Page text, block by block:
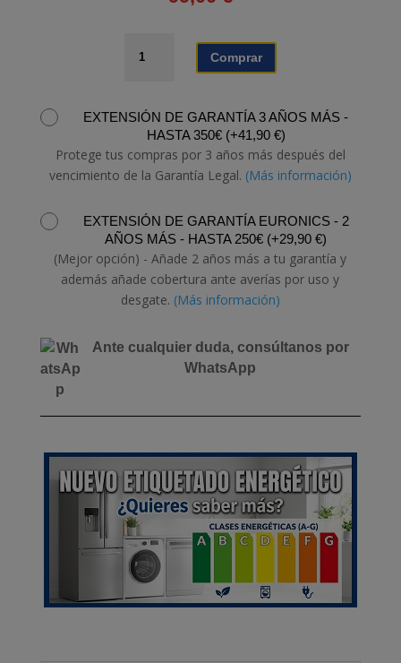
CANDY
Comprar
EXTENSIÓN DE GARANTÍA 3 AÑOS MÁS -
HASTA 350€ (+41,90 €)
Protege tus compras por 3 años más después del
vencimiento de la Garantía Legal. (Más información)
EXTENSIÓN DE GARANTÍA EURONICS - 2
AÑOS MÁS - HASTA 250€ (+29,90€)
(Mejor opción) - Añade 2 años más a tu garantía y
además añade cobertura ante averías por uso y
desgate. (Más información)
Ante cualquier duda, consúltanos por
WhatsApp